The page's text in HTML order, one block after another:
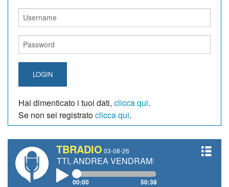
LOGIN
Hai dimenticato i tuoi dati, clicca qui.
Se non sei registratoclicca qui.
TBRADIO 03-08-26
ANDREA VENDRAME, FILIPPO FIORELLI
00:00 50:38